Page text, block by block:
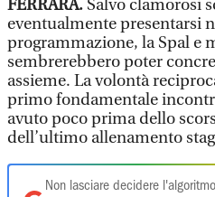
FERRARA. Salvo clamorosi
eventualmente presentarsi
programmazione, la Spal e
sembrerebbero poter
assieme. La volontà
primo fondamentale
avuto poco prima dello
dell’ultimo allenamento
Non lasciare decidere